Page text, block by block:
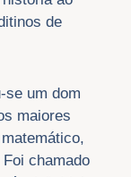
de
se um dom
maiores
chamado